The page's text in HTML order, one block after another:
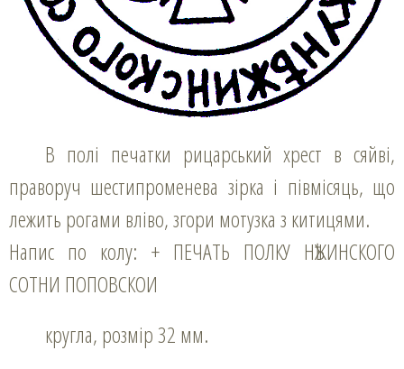
В полі печатки рицарський хрест в сяйві,
праворуч шестипроменева зірка і півмісяць, що
лежить рогами вліво, згори мотузка з китицями.
Напис по колу: + ПЕЧАТЬ ПОЛКУ НѢЖИНСКОГО
СОТНИ ПОПОВСКОИ
кругла, розмір 32 мм.